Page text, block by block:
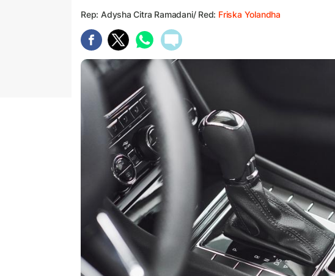
Rep: Adysha Citra Ramadani/ Red: Friska Yolandha